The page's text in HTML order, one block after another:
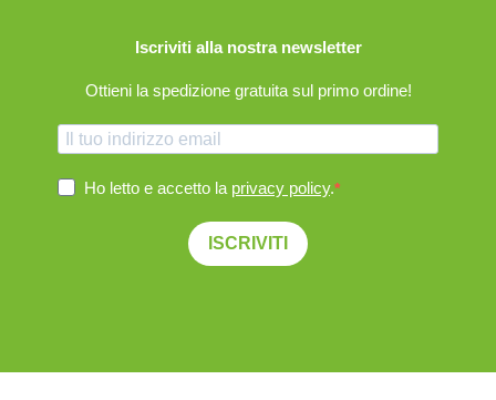
Iscriviti alla nostra newsletter
Ottieni la spedizione gratuita sul primo ordine!
Ho letto e accetto la privacy policy.
ISCRIVITI